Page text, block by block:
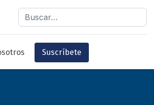
Buscar
Suscríbete